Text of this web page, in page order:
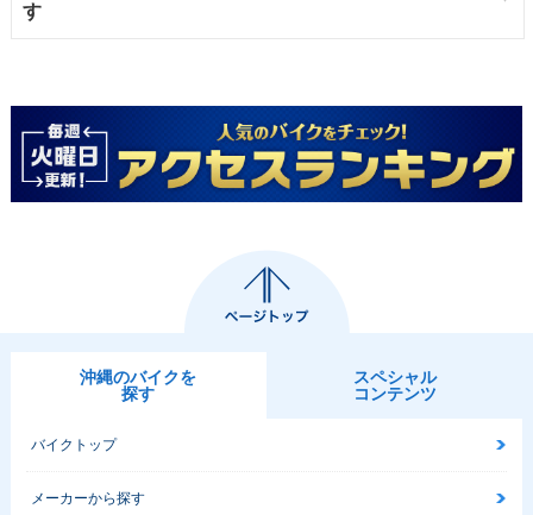
す
沖縄のバイクを
探す
スペシャル
コンテンツ
バイクトップ
メーカーから探す